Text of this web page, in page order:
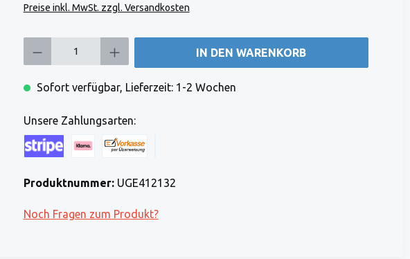
Preise inkl. MwSt. zzgl. Versandkosten
IN DEN WARENKORB
Sofort verfügbar, Lieferzeit: 1-2 Wochen
Unsere Zahlungsarten:
Produktnummer: UGE412132
Noch Fragen zum Produkt?